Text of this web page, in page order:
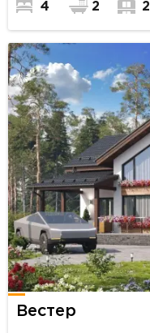
4 2 2
Вестер